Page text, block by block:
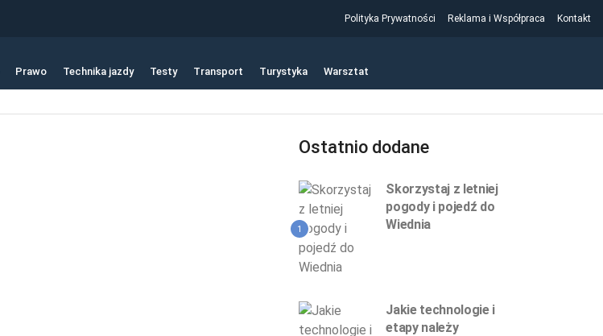
Polityka Prywatności Reklama i Współpraca Kontakt
Prawo Technika jazdy Testy Transport Turystyka Warsztat
Ostatnio dodane
1
Skorzystaj z letniej
pogody i pojedź do
Wiednia
Jakie technologie i
etapy należy